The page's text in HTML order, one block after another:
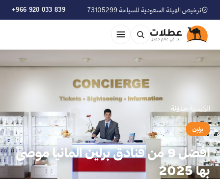
ترخيص الهيئة السعودية للسياحة 73105299 +966 920 033 839
الرئيسية مدوّنة
برلين
افضل 9 من فنادق برلين المانيا موصى
بها 2025